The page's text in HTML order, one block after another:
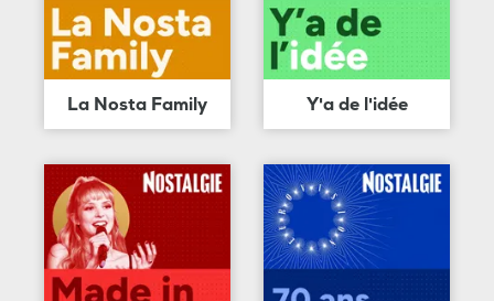
La Nosta Family Y'a de l'idée